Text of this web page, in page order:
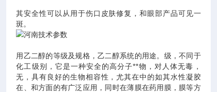
其安全性可以从用于伤口皮肤修复，和眼部产品可见一
斑。
用乙二醇的等级及规格，乙二醇系统的用途。级，不同于
化工级别，它是一种安全的高分子**物，对人体无毒，
无，具有良好的生物相容性，尤其在中的如其水性凝胶
在、和方面的有广泛应用，同时在薄膜在药用膜，膜等方